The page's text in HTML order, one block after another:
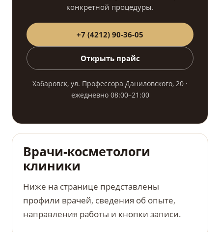
конкретной процедуры.
+7 (4212) 90-36-05
Открыть прайс
Хабаровск, ул. Профессора Даниловского, 20 ·
ежедневно 08:00–21:00
Врачи-косметологи
клиники
Ниже на странице представлены
профили врачей, сведения об опыте,
направления работы и кнопки записи.